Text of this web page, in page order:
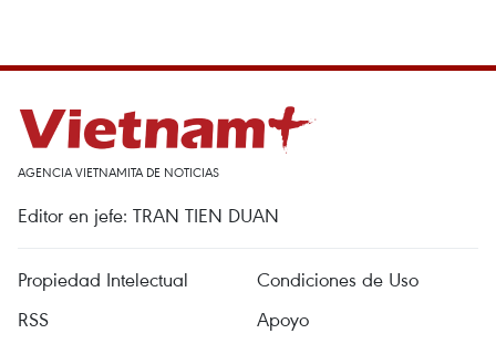
AGENCIA VIETNAMITA DE NOTICIAS
Editor en jefe: TRAN TIEN DUAN
Propiedad Intelectual
Condiciones de Uso
RSS
Apoyo